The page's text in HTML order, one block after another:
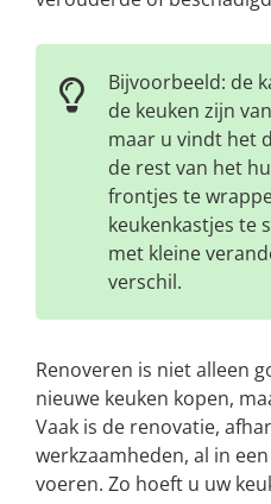
Bijvoorbeeld: de
de keuken zijn
maar u vindt het
de rest van het
frontjes te
keukenkastjes te
met kleine
verschil.
Renoveren is niet alleen
nieuwe keuken kopen,
Vaak is de renovatie,
werkzaamheden, al in
voeren. Zo hoeft u uw